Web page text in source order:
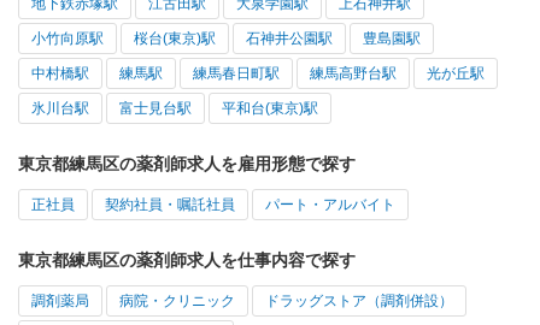
地下鉄赤塚駅 江古田駅 大泉学園駅 上石神井駅
小竹向原駅 桜台(東京)駅 石神井公園駅 豊島園駅
中村橋駅 練馬駅 練馬春日町駅 練馬高野台駅 光が丘駅
氷川台駅 富士見台駅 平和台(東京)駅
東京都練馬区の薬剤師求人を雇用形態で探す
正社員 契約社員・嘱託社員 パート・アルバイト
東京都練馬区の薬剤師求人を仕事内容で探す
調剤薬局 病院・クリニック ドラッグストア（調剤併設）